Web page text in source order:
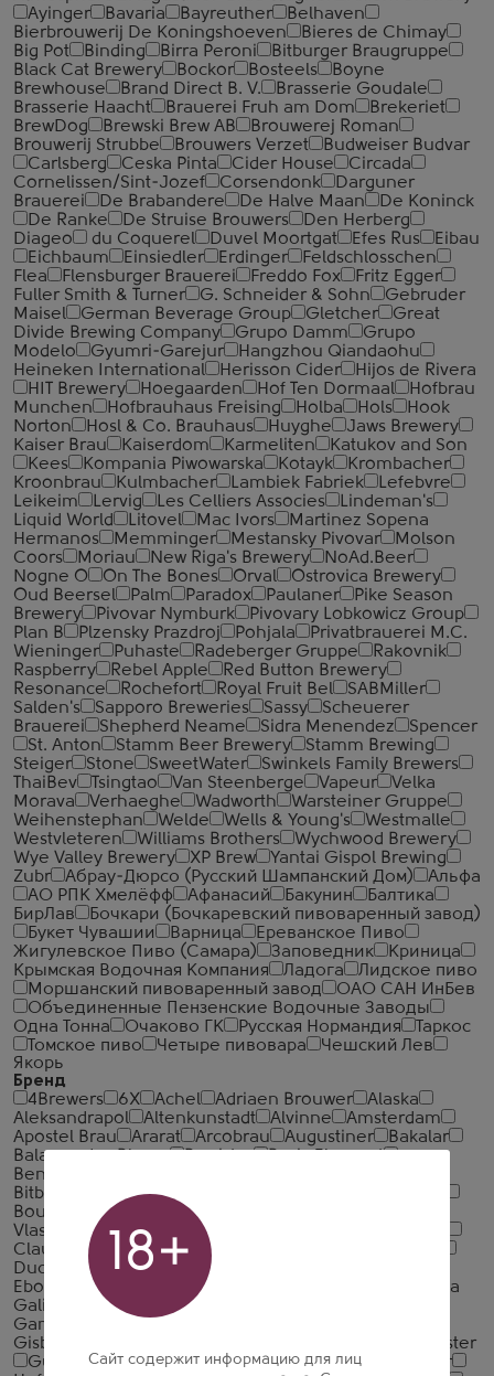
Ayinger
Bavaria Bayreuther
Belhaven
Bierbrouwerij De Koningshoeven
Bieres de Chimay
Big Pot
Binding Birra Peroni
Bitburger Braugruppe
Black Cat Brewery
Bockor Bosteels
Boyne
Brewhouse
Brand Direct B. V.
Brasserie Goudale
Brasserie Haacht
Brauerei Fruh am Dom
Brekeriet
BrewDog
Brewski Brew AB
Brouwerej Roman
Brouwerij Strubbe
Brouwers Verzet
Budweiser Budvar
Carlsberg
Ceska Pinta Cider House
Circada
Cornelissen/Sint-Jozef
Corsendonk
Darguner
Brauerei
De Brabandere De Halve Maan
De Koninck
De Ranke
De Struise Brouwers
Den Herberg
Diageo
du Coquerel Duvel Moortgat Efes Rus
Eibau
Eichbaum
Einsiedler Erdinger
Feldschlosschen
Flea
Flensburger Brauerei Freddo Fox
Fritz Egger
Fuller Smith & Turner
G. Schneider & Sohn
Gebruder
Maisel
German Beverage Group Gletcher
Great
Divide Brewing Company
Grupo Damm
Grupo
Modelo
Gyumri-Garejur
Hangzhou Qiandaohu
Heineken International
Herisson Cider
Hijos de Rivera
HIT Brewery
Hoegaarden Hof Ten Dormaal
Hofbrau
Munchen
Hofbrauhaus Freising Holba Hols
Hook
Norton
Hosl & Co. Brauhaus Huyghe
Jaws Brewery
Kaiser Brau
Kaiserdom Karmeliten
Katukov and Son
Kees
Kompania Piwowarska Kotayk
Krombacher
Kroonbrau
Kulmbacher Lambiek Fabriek
Lefebvre
Leikeim
Lervig Les Celliers Associes
Lindeman's
Liquid World
Litovel Mac Ivors
Martinez Sopena
Hermanos
Memminger Mestansky Pivovar
Molson
Coors
Moriau New Riga's Brewery
NoAd.Beer
Nogne O
On The Bones Orval
Ostrovica Brewery
Oud Beersel
Palm Paradox Paulaner
Pike Season
Brewery
Pivovar Nymburk
Pivovary Lobkowicz Group
Plan B
Plzensky Prazdroj Pohjala
Privatbrauerei M.C.
Wieninger
Puhaste Radeberger Gruppe
Rakovnik
Raspberry
Rebel Apple
Red Button Brewery
Resonance
Rochefort Royal Fruit Bel
SABMiller
Salden's
Sapporo Breweries Sassy
Scheuerer
Brauerei
Shepherd Neame Sidra Menendez
Spencer
St. Anton
Stamm Beer Brewery
Stamm Brewing
Steiger
Stone SweetWater
Swinkels Family Brewers
ThaiBev
Tsingtao Van Steenberge Vapeur
Velka
Morava
Verhaeghe Wadworth
Warsteiner Gruppe
Weihenstephan
Welde Wells & Young's
Westmalle
Westvleteren
Williams Brothers
Wychwood Brewery
Wye Valley Brewery
XP Brew
Yantai Gispol Brewing
Zubr
Абрау-Дюрсо (Русский Шампанский Дом)
Альфа
АО РПК Хмелёфф
Афанасий Бакунин
Балтика
БирЛав
Бочкари (Бочкаревский пивоваренный завод)
Букет Чувашии
Варница
Ереванское Пиво
Жигулевское Пиво (Самара)
Заповедник
Криница
Крымская Водочная Компания
Ладога
Лидское пиво
Моршанский пивоваренный завод
ОАО САН ИнБев
Объединенные Пензенские Водочные Заводы
Одна Тонна
Очаково ГК Русская Нормандия
Таркос
Томское пиво
Четыре пивовара
Чешский Лев
Якорь
Бренд
4Brewers
6X Achel Adriaen Brouwer
Alaska
Aleksandrapol
Altenkunstadt Alvinne
Amsterdam
Apostel Brau
Ararat Arcobrau Augustiner
Bakalar
Balance des Blancs
Benediktiner
Bitburger
Blanche de Bruges
Bouba
Bud Caractere Rouge
Vlastnictvi
Chang Cheerday
Clausthaler
Corona Delirium
Duchesse de Bourgogne
Eboshi
Egger Ename
Estrella
Galicia
Flensburger
Gambrinus
Gisbelle
Grossmeister
Guinness
Gulden Draak Gyumri
Hacker-Pschorr
18+
Сайт содержит информацию для лиц